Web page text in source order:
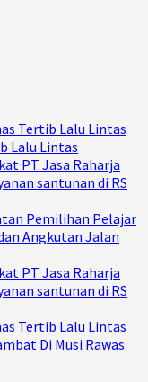
Tertib Lalu Lintas
Lalu Lintas
PT Jasa Raharja
santunan di RS
Pemilihan Pelajar
Angkutan Jalan
PT Jasa Raharja
santunan di RS
Tertib Lalu Lintas
Di Musi Rawas